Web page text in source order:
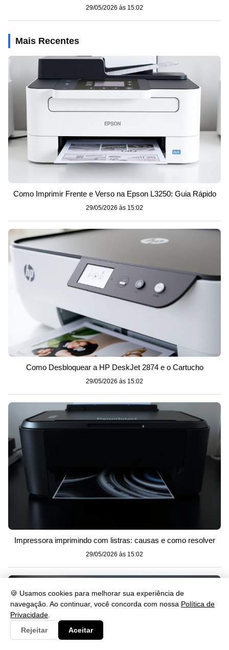
🍪 Usamos cookies para melhorar sua experiência de
navegação. Ao continuar, você concorda com nossa Política de
Privacidade
Rejeitar
Aceitar
29/05/2026 às 15:02
Mais Recentes
Como Imprimir Frente e Verso na Epson L3250: Guia Rápido
29/05/2026 às 15:02
Como Desbloquear a HP DeskJet 2874 e o Cartucho
29/05/2026 às 15:02
Impressora imprimindo com listras: causas e como resolver
29/05/2026 às 15:02